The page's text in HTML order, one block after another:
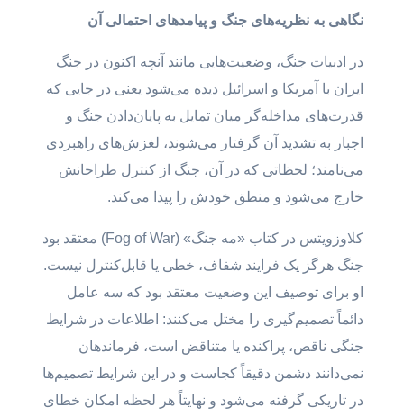
نگاهی به نظریه‌های جنگ و پیامدهای احتمالی آن
در ادبیات جنگ، وضعیت‌هایی مانند آنچه اکنون در جنگ
ایران با آمریکا و اسرائیل دیده می‌شود یعنی در جایی که
قدرت‌های مداخله‌گر میان تمایل به پایان‌دادن جنگ و
اجبار به تشدید آن گرفتار می‌شوند، لغزش‌های راهبردی
می‌نامند؛ لحظاتی که در آن، جنگ از کنترل طراحانش
خارج می‌شود و منطق خودش را پیدا می‌کند.
کلاوزویتس در کتاب «مه جنگ» (Fog of War) معتقد بود
جنگ هرگز یک فرایند شفاف، خطی یا قابل‌کنترل نیست.
او برای توصیف این وضعیت معتقد بود که سه عامل
دائماً تصمیم‌گیری را مختل می‌کنند: اطلاعات در شرایط
جنگی ناقص، پراکنده یا متناقض است، فرماندهان
نمی‌دانند دشمن دقیقاً کجاست و در این شرایط تصمیم‌ها
در تاریکی گرفته می‌شود و نهایتاً هر لحظه امکان خطای